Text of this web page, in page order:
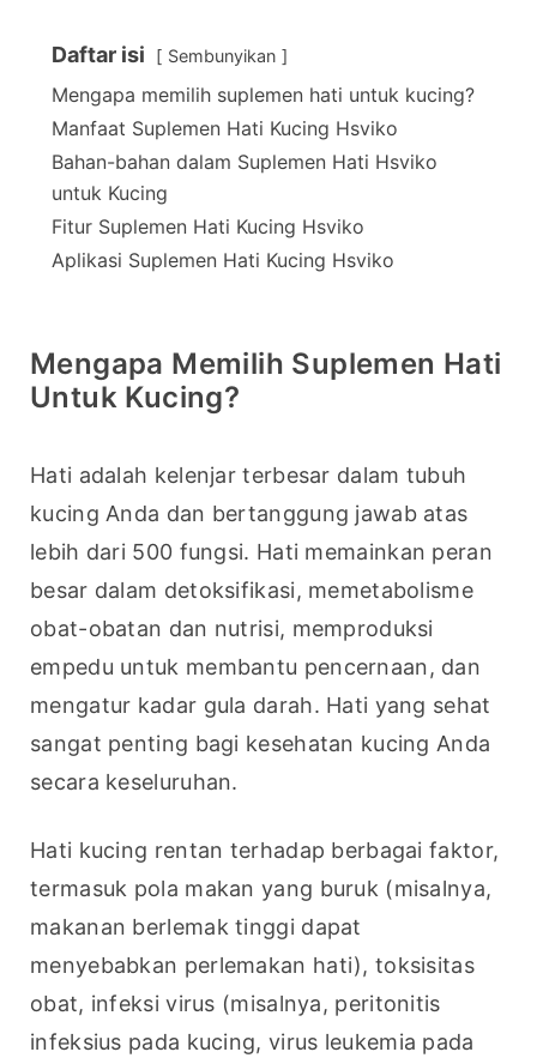
Daftar isi Sembunyikan
Mengapa memilih suplemen hati untuk kucing?
Manfaat Suplemen Hati Kucing Hsviko
Bahan-bahan dalam Suplemen Hati Hsviko
untuk Kucing
Fitur Suplemen Hati Kucing Hsviko
Aplikasi Suplemen Hati Kucing Hsviko
Mengapa Memilih Suplemen Hati
Untuk Kucing?
Hati adalah kelenjar terbesar dalam tubuh
kucing Anda dan bertanggung jawab atas
lebih dari 500 fungsi. Hati memainkan peran
besar dalam detoksifikasi, memetabolisme
obat-obatan dan nutrisi, memproduksi
empedu untuk membantu pencernaan, dan
mengatur kadar gula darah. Hati yang sehat
sangat penting bagi kesehatan kucing Anda
secara keseluruhan.
Hati kucing rentan terhadap berbagai faktor,
termasuk pola makan yang buruk (misalnya,
makanan berlemak tinggi dapat
menyebabkan perlemakan hati), toksisitas
obat, infeksi virus (misalnya, peritonitis
infeksius pada kucing, virus leukemia pada